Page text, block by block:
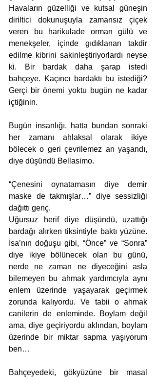
Havaların güzelliği ve kutsal güneşin
diriltici dokunuşuyla zamansız çiçek
veren bu harikulade orman gülü ve
menekşeler, içinde gıdıklanan takdir
edilme kibrini sakinleştiriyorlardı neyse
ki. Bir bardak daha şarap istedi
bahçeye. Kaçıncı bardaktı bu istediği?
Gerçi bir önemi yoktu bugün ne kadar
içtiğinin.
Bugün insanlığı, hatta bundan sonraki
her zamanı ahlaksal olarak ikiye
bölecek o geri çevrilemez an yaşandı,
diye düşündü Bellasimo.
“Çenesini oynatamasın diye demir
maske de takmışlar…” diye sessizliği
dağıttı genç.
Uğursuz herif diye düşündü, uzattığı
bardağı alırken tiksintiyle baktı yüzüne.
İsa’nın doğuşu gibi, “Önce” ve “Sonra”
diye ikiye bölünecek olan bu günü,
nerde ne zaman ne diyeceğini asla
bilemeyen bu ahmak yardımcıyla aynı
enlem üzerinde yaşayarak geçirmek
zorunda kalıyordu. Ve tabii o ahmak
canilerin de enleminde. Boylam değil
ama, diye geçiriyordu aklından, boylam
üzerinde bir miktar sapma yaşıyorum
ben…
Bahçeyedeki, gökyüzüne bir masal